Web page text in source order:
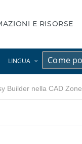
E RISORSE
LINGUA
Builder nella CAD Zone